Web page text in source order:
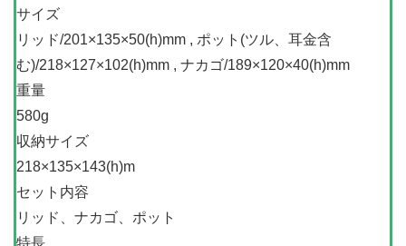
サイズ
リッド/201​×135×50(h)mm , ポット(ツル、耳金含
む)/218×127×102(h)mm​ , ナカゴ/189×120×40(h)mm​
重量
580g
収納サイズ
218×135×143(h)m
セット内容
リッド、ナカゴ、ポット
特長